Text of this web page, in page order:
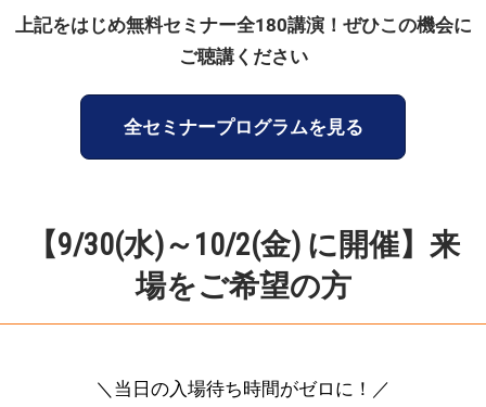
上記をはじめ無料セミナー全180講演！ぜひこの機会に
ご聴講ください
全セミナープログラムを見る
【9/30(水)～10/2(金) に開催】来
場をご希望の方
＼当日の入場待ち時間がゼロに！／